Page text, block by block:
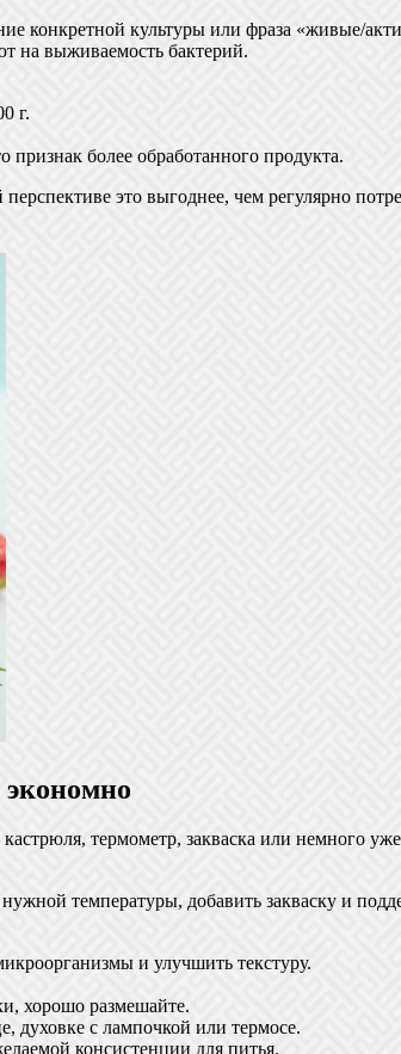
культуры или фраза «живые/
на выживаемость бактерий.
г.
признак более обработанного продукта.
это выгоднее, чем регулярно
экономно
термометр, закваска или немного
температуры, добавить закваску и
и улучшить текстуру.
хорошо размешайте.
духовке с лампочкой или термосе.
консистенции для питья.